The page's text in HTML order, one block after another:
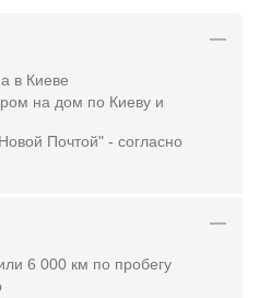
в Киеве
на дом по Киеву и
Почтой" - согласно
6 000 км по пробегу